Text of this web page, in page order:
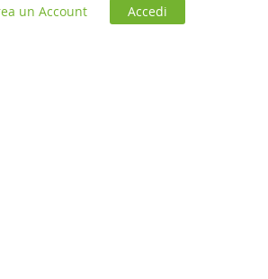
un Account Accedi